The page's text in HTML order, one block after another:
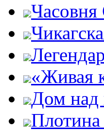
Часовня
«Живая
Дом над
Плотина